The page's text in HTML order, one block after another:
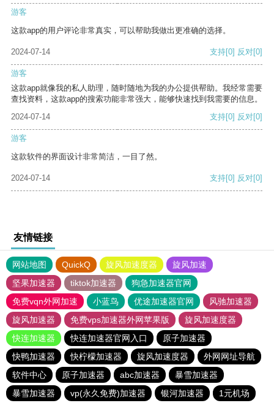
游客
这款app的用户评论非常真实，可以帮助我做出更准确的选择。
2024-07-14 支持[0] 反对[0]
游客
这款app就像我的私人助理，随时随地为我的办公提供帮助。我经常需要
查找资料，这款app的搜索功能非常强大，能够快速找到我需要的信息。
2024-07-14
支持[0] 反对[0]
游客
这款软件的界面设计非常简洁，一目了然。
2024-07-14 支持[0] 反对[0]
友情链接
网站地图 QuickQ 旋风加速度器
旋风加速
坚果加速器
tiktok加速器
狗急加速器官网
免费vqn外网加速
小蓝鸟 优途加速器官网
风驰加速器
旋风加速器
免费vps加速器外网苹果版
旋风加速度器
快连加速器
快连加速器官网入口
原子加速器
快鸭加速器
快柠檬加速器 旋风加速度器
外网网址导航
软件中心
原子加速器 abc加速器
暴雪加速器
暴雪加速器
vp(永久免费)加速器 银河加速器 1元机场